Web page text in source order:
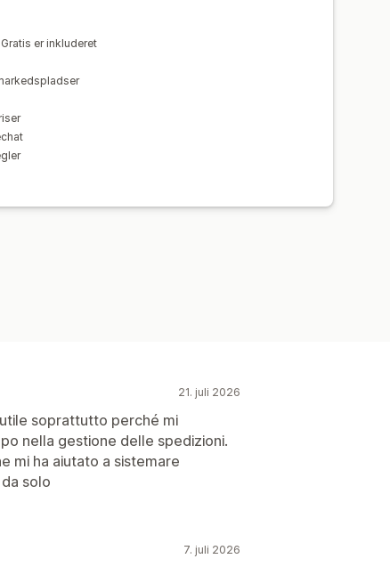
er inkluderet
21. juli 2026
soprattutto perché mi
nella gestione delle spedizioni.
mi ha aiutato a sistemare
solo
7. juli 2026